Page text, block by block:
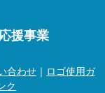
援事業
合わせ ｜ ロゴ使用ガ
ク